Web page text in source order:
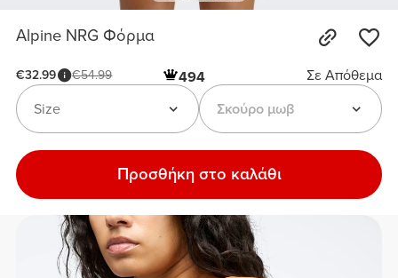
Alpine NRG Φόρμα
€32.99 €54.99 494
Σε Απόθεμα
Σκούρο μωβ
Size
Προσθήκη στο καλάθι